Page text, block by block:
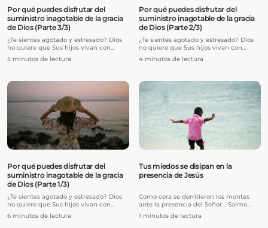
Por qué puedes disfrutar del
suministro inagotable de la gracia
de Dios (Parte 3/3)
¿Te sientes agotado y estresado? Dios
no quiere que Sus hijos vivan con
miedo, preocupación y ansied...
5 minutos de lectura
Por qué puedes disfrutar del
suministro inagotable de la gracia
de Dios (Parte 2/3)
¿Te sientes agotado y estresado? Dios
no quiere que Sus hijos vivan con
miedo, preocupación y ansied...
4 minutos de lectura
Por qué puedes disfrutar del
suministro inagotable de la gracia
de Dios (Parte 1/3)
¿Te sientes agotado y estresado? Dios
no quiere que Sus hijos vivan con
miedo, preocupación y ansied...
6 minutos de lectura
Tus miedos se disipan en la
presencia de Jesús
Como cera se derritieron los montes
ante la presencia del Señor… Salmo
97:5, NBLA
1 minutos de lectura